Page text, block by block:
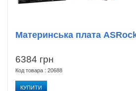
6384 грн
Код товара : 20688
КУПИТИ
Материнська плата